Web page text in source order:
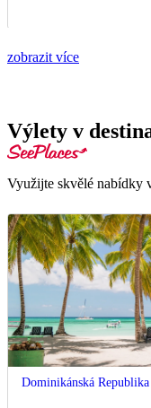
zobrazit více
Výlety v
Využijte skvělé nabídky
Dominikánská Republika